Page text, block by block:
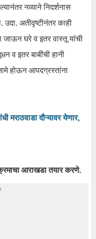
नव्याने निदर्शनास
अतीवृष्टीनंतर काही
जाऊन घरे व इतर वास्तू यांची
व इतर बाबींची हानी
होऊन आपदग्रस्तांना
मराठवाडा दौऱ्यावर येणार,
आराखडा तयार करणे.